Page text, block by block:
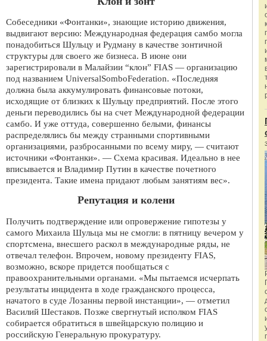
Собеседники «Фонтанки», знающие историю движения,
выдвигают версию: Международная федерация самбо могла
понадобиться Шульцу и Рудману в качестве зонтичной
структуры для своего же бизнеса. В июне они
зарегистрировали в Малайзии “клон” FIAS — организацию
под названием UniversalSomboFederation. «Последняя
должна была аккумулировать финансовые потоки,
исходящие от близких к Шульцу предприятий. После этого
деньги переводились бы на счет Международной федерации
самбо. И уже оттуда, совершенно белыми, финансы
распределялись бы между странными спортивными
организациями, разбросанными по всему миру, — считают
источники «Фонтанки». — Схема красивая. Идеально в нее
вписывается и Владимир Путин в качестве почетного
президента. Такие имена придают любым занятиям вес».
Репутация и колени
Получить подтверждение или опровержение гипотезы у
самого Михаила Шульца мы не смогли: в пятницу вечером у
спортсмена, внесшего раскол в международные ряды, не
отвечал телефон. Впрочем, новому президенту FIAS,
возможно, вскоре придется пообщаться с
правоохранительными органами. «Мы пытаемся исчерпать
результаты инцидента в ходе гражданского процесса,
начатого в суде Лозанны первой инстанции», — отметил
Василий Шестаков. Позже свергнутый исполком FIAS
собирается обратиться в швейцарскую полицию и
российскую Генеральную прокуратуру.